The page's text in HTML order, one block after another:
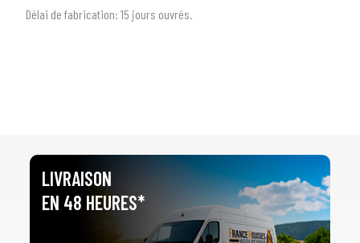
Tous les modèles
Délai de fabrication: 15 jours ouvrés.
LIVRAISON
EN 48 HEURES*